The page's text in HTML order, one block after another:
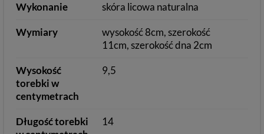
Wykonanie skóra licowa naturalna
Wymiary
wysokość 8cm, szerokość
11cm, szerokość dna 2cm
Wysokość
torebki w
centymetrach
9,5
Długość torebki
14